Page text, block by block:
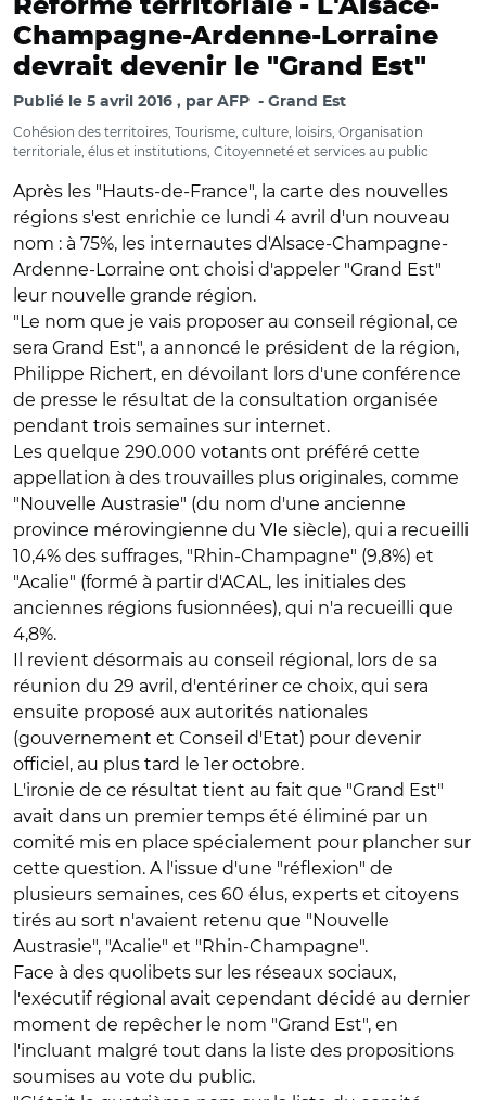
Réforme territoriale - L'Alsace-
Champagne-Ardenne-Lorraine
devrait devenir le "Grand Est"
Publié le 5 avril 2016 par AFP Grand Est
Cohésion des territoires, Tourisme, culture, loisirs, Organisation
territoriale, élus et institutions, Citoyenneté et services au public
Après les "Hauts-de-France", la carte des nouvelles
régions s'est enrichie ce lundi 4 avril d'un nouveau
nom : à 75%, les internautes d'Alsace-Champagne-
Ardenne-Lorraine ont choisi d'appeler "Grand Est"
leur nouvelle grande région.
"Le nom que je vais proposer au conseil régional, ce
sera Grand Est", a annoncé le président de la région,
Philippe Richert, en dévoilant lors d'une conférence
de presse le résultat de la consultation organisée
pendant trois semaines sur internet.
Les quelque 290.000 votants ont préféré cette
appellation à des trouvailles plus originales, comme
"Nouvelle Austrasie" (du nom d'une ancienne
province mérovingienne du VIe siècle), qui a recueilli
10,4% des suffrages, "Rhin-Champagne" (9,8%) et
"Acalie" (formé à partir d'ACAL, les initiales des
anciennes régions fusionnées), qui n'a recueilli que
4,8%.
Il revient désormais au conseil régional, lors de sa
réunion du 29 avril, d'entériner ce choix, qui sera
ensuite proposé aux autorités nationales
(gouvernement et Conseil d'Etat) pour devenir
officiel, au plus tard le 1er octobre.
L'ironie de ce résultat tient au fait que "Grand Est"
avait dans un premier temps été éliminé par un
comité mis en place spécialement pour plancher sur
cette question. A l'issue d'une "réflexion" de
plusieurs semaines, ces 60 élus, experts et citoyens
tirés au sort n'avaient retenu que "Nouvelle
Austrasie", "Acalie" et "Rhin-Champagne".
Face à des quolibets sur les réseaux sociaux,
l'exécutif régional avait cependant décidé au dernier
moment de repêcher le nom "Grand Est", en
l'incluant malgré tout dans la liste des propositions
soumises au vote du public.